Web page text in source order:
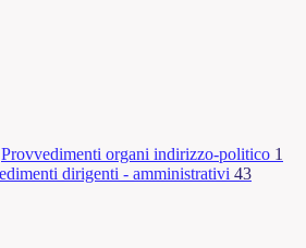
Provvedimenti organi indirizzo-politico 1
dirigenti - amministrativi 43